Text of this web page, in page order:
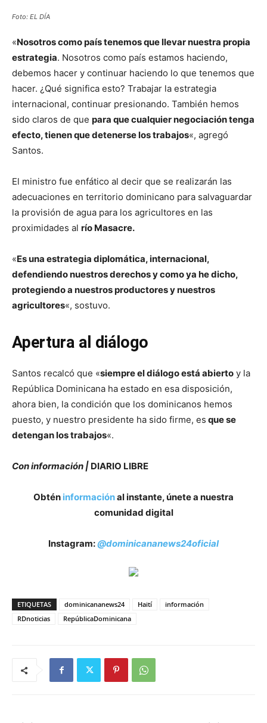
Foto: EL DÍA
«Nosotros como país tenemos que llevar nuestra propia
estrategia. Nosotros como país estamos haciendo,
debemos hacer y continuar haciendo lo que tenemos que
hacer. ¿Qué significa esto? Trabajar la estrategia
internacional, continuar presionando. También hemos
sido claros de que para que cualquier negociación tenga
efecto, tienen que detenerse los trabajos«, agregó
Santos.
El ministro fue enfático al decir que se realizarán las
adecuaciones en territorio dominicano para salvaguardar
la provisión de agua para los agricultores en las
proximidades al río Masacre.
«Es una estrategia diplomática, internacional,
defendiendo nuestros derechos y como ya he dicho,
protegiendo a nuestros productores y nuestros
agricultores«, sostuvo.
Apertura al diálogo
Santos recalcó que «siempre el diálogo está abierto y la
República Dominicana ha estado en esa disposición,
ahora bien, la condición que los dominicanos hemos
puesto, y nuestro presidente ha sido firme, es que se
detengan los trabajos«.
Con información | DIARIO LIBRE
Obtén informaciónal instante, únete a nuestra
comunidad digital
Instagram:@dominicananews24oficial
ETIQUETAS dominicananews24 Haití
información
RDnoticias
RepúblicaDominicana